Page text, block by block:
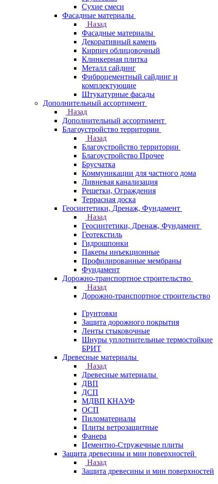
Сухие смеси
Фасадные материалы
Назад
Фасадные материалы
Декоративный камень
Кирпич облицовочный
Клинкерная плитка
Металл сайдинг
Фиброцементный сайдинг и
комплектующие
Штукатурные фасады
Дополнительный ассортимент
Назад
Дополнительный ассортимент
Благоустройство территории
Назад
Благоустройство территории
Благоустройство Прочее
Брусчатка
Коммуникации для частного дома
Ливневая канализация
Решетки, Ограждения
Террасная доска
Геосинтетики, Дренаж, Фундамент
Назад
Геосинтетики, Дренаж, Фундамент
Геотекстиль
Гидрошпонки
Пакеры инъекционные
Профилированные мембраны
Фундамент
Дорожно-транспортное строительство
Назад
Дорожно-транспортное строительство
Грунтовки
Защита дорожного покрытия
Ленты стыковочные
Шнуры уплотнительные термостойкие
БРИТ
Древесные материалы
Назад
Древесные материалы
ДВП
ДСП
МДВП КНАУФ
ОСП
Пиломатериалы
Плиты ветрозащитные
Фанера
Цементно-Стружечные плиты
Защита древесины и мин поверхностей
Назад
Защита древесины и мин поверхностей